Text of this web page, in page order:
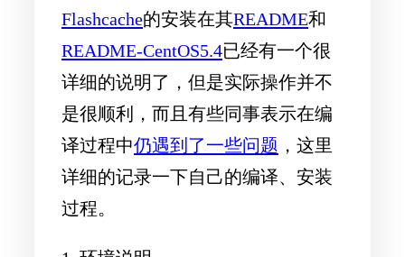
Flashcache的安装在其README和
README-CentOS5.4已经有一个很
详细的说明了，但是实际操作并不
是很顺利，而且有些同事表示在编
译过程中仍遇到了一些问题 ，这里
详细的记录一下自己的编译、安装
过程。